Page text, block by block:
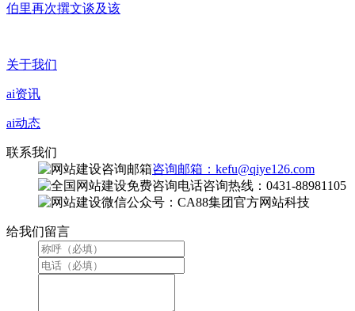
伯里再次撰文谈及该
关于我们
ai资讯
ai动态
联系我们
咨询邮箱：kefu@qiye126.com
咨询热线：0431-88981105
微信公众号：CA88集团官方网站科技
给我们留言